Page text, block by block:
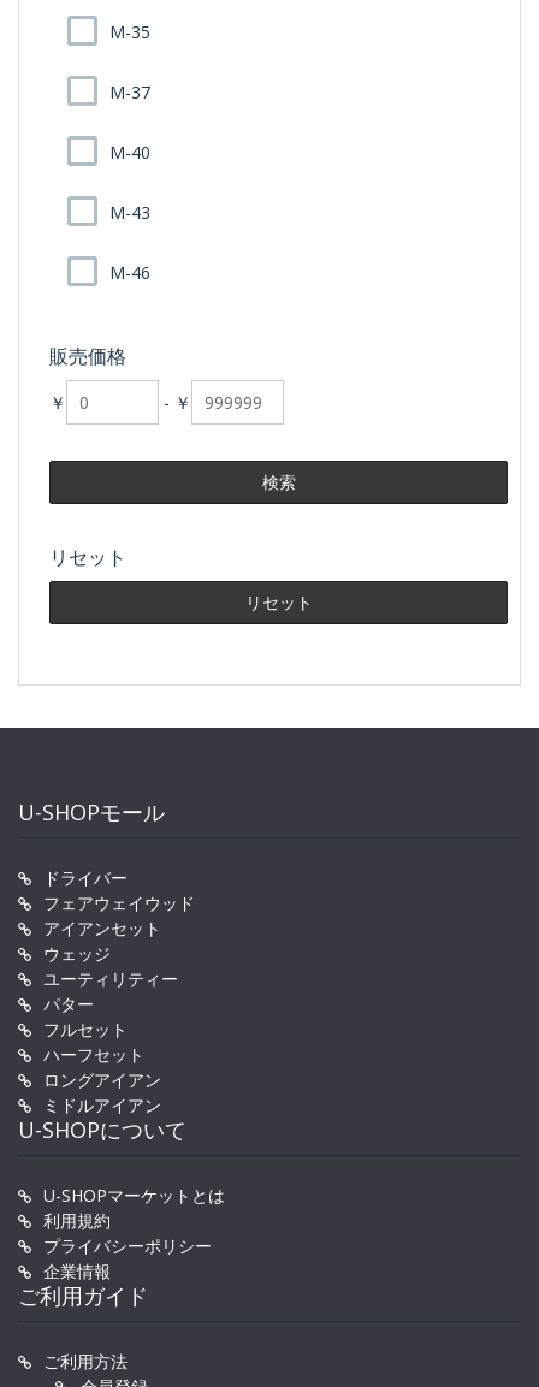
M-35
M-37
M-40
M-43
M-46
販売価格
￥ - ￥
リセット
U-SHOPモール
ドライバー
フェアウェイウッド
アイアンセット
ウェッジ
ユーティリティー
パター
フルセット
ハーフセット
ロングアイアン
ミドルアイアン
U-SHOPについて
U-SHOPマーケットとは
利用規約
プライバシーポリシー
企業情報
ご利用ガイド
ご利用方法